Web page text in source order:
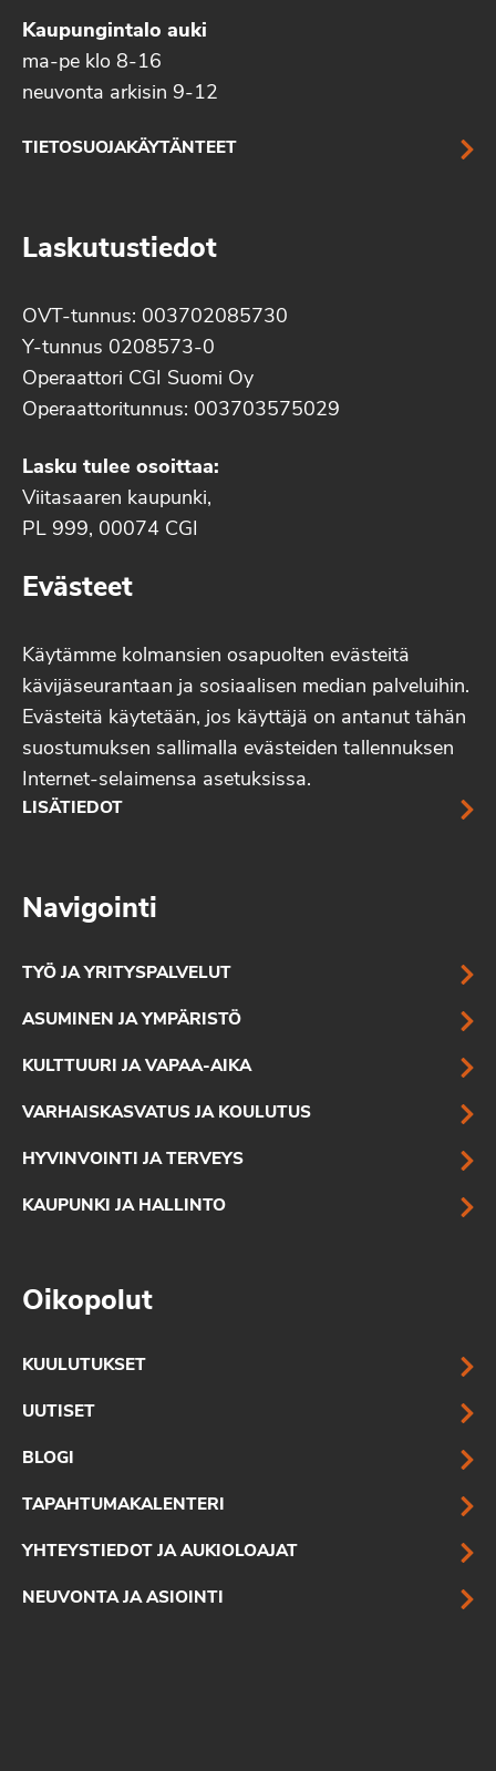
Kaupungintalo auki
ma-pe klo 8-16
neuvonta arkisin 9-12
TIETOSUOJAKÄYTÄNTEET
Laskutustiedot
OVT-tunnus: 003702085730
Y-tunnus 0208573-0
Operaattori CGI Suomi Oy
Operaattoritunnus: 003703575029
Lasku tulee osoittaa:
Viitasaaren kaupunki,
PL 999, 00074 CGI
Evästeet
Käytämme kolmansien osapuolten evästeitä
kävijäseurantaan ja sosiaalisen median palveluihin.
Evästeitä käytetään, jos käyttäjä on antanut tähän
suostumuksen sallimalla evästeiden tallennuksen
Internet-selaimensa asetuksissa.
LISÄTIEDOT
Navigointi
TYÖ JA YRITYSPALVELUT
ASUMINEN JA YMPÄRISTÖ
KULTTUURI JA VAPAA-AIKA
VARHAISKASVATUS JA KOULUTUS
HYVINVOINTI JA TERVEYS
KAUPUNKI JA HALLINTO
Oikopolut
KUULUTUKSET
UUTISET
BLOGI
TAPAHTUMAKALENTERI
YHTEYSTIEDOT JA AUKIOLOAJAT
NEUVONTA JA ASIOINTI